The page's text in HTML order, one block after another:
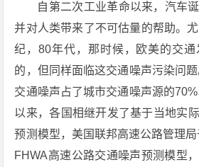
自第二次工业革命以来，汽车
并对人类带来了不可估量的帮助。
纪，80年代，那时候，欧美的交
的，但同样面临这交通噪声污染问
交通噪声占了城市交通噪声源的
以来，各国相继开发了基于当地实
预测模型，美国联邦高速公路管理
FHWA高速公路交通噪声预测模型